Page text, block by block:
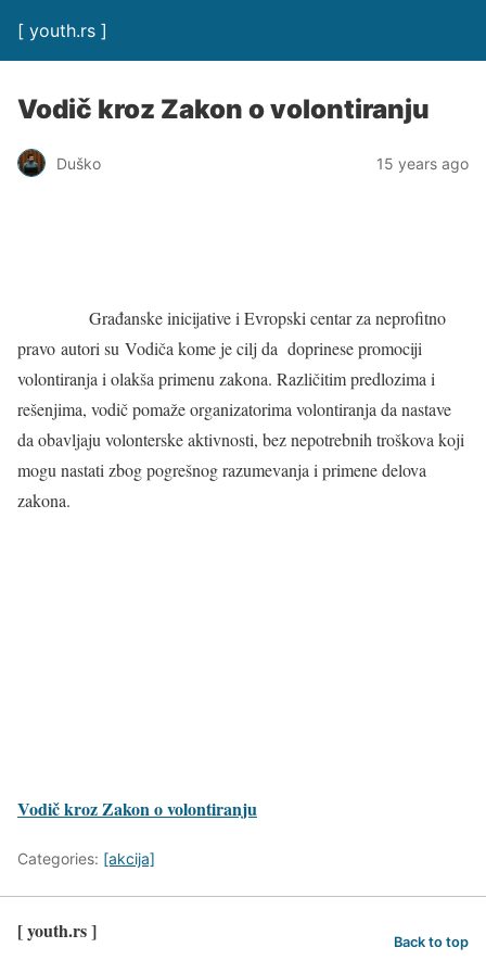
[ youth.rs ]
Vodič kroz Zakon o volontiranju
Duško 15 years ago
Građanske inicijative i Evropski centar za neprofitno
pravo autori su Vodiča kome je cilj da doprinese promociji
volontiranja i olakša primenu zakona. Različitim predlozima i
rešenjima, vodič pomaže organizatorima volontiranja da nastave
da obavljaju volonterske aktivnosti, bez nepotrebnih troškova koji
mogu nastati zbog pogrešnog razumevanja i primene delova
zakona.
Vodič kroz Zakon o volontiranju
Categories: [akcija]
[ youth.rs ] Back to top